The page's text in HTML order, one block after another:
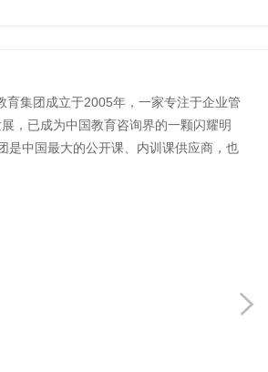
集团成立于2005年，一家专注于企业管
，已成为中国教育咨询界的一颗闪耀明
是中国最大的公开课、内训课供应商，也